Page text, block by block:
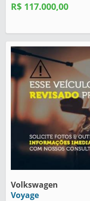
R$ 117.000,00
Volkswagen
Voyage